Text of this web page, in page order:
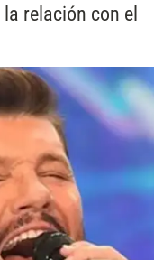
relación con el